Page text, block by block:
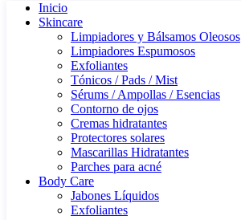
Inicio
Skincare
Limpiadores y Bálsamos Oleosos
Limpiadores Espumosos
Exfoliantes
Tónicos / Pads / Mist
Sérums / Ampollas / Esencias
Contorno de ojos
Cremas hidratantes
Protectores solares
Mascarillas Hidratantes
Parches para acné
Body Care
Jabones Líquidos
Exfoliantes